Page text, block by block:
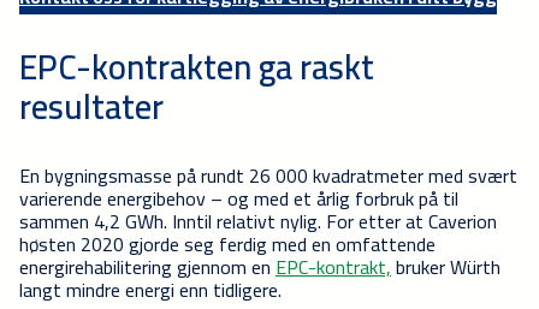
EPC-kontrakten ga raskt
resultater
En bygningsmasse på rundt 26 000 kvadratmeter med svært
varierende energibehov – og med et årlig forbruk på til
sammen 4,2 GWh. Inntil relativt nylig. For etter at Caverion
høsten 2020 gjorde seg ferdig med en omfattende
energirehabilitering gjennom enEPC-kontrakt,bruker Würth
langt mindre energi enn tidligere.